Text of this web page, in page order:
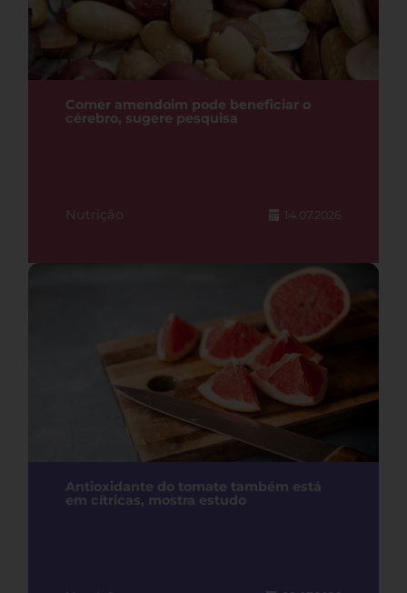
Comer amendoim pode beneficiar o
cérebro, sugere pesquisa
Nutrição 14.07.2026
Antioxidante do tomate também está
em cítricas, mostra estudo